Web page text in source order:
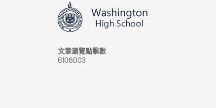
文章瀏覽點擊數
6106003